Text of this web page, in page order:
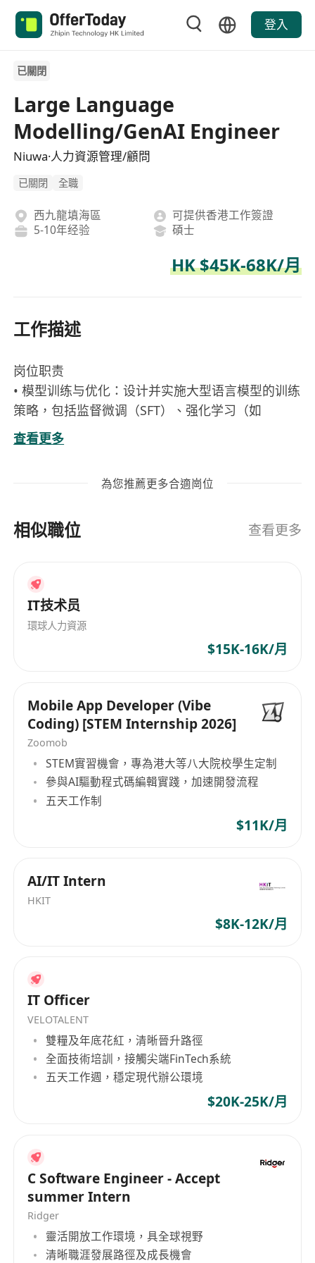
登入
已關閉
Large Language
Modelling/GenAI Engineer
Niuwa·人力資源管理/顧問
已關閉 全職
西九龍填海區
可提供香港工作簽證
5-10年经验
碩士
HK $45K-68K/月
工作描述
岗位职责
• 模型训练与优化：设计并实施大型语言模型的训练
策略，包括监督微调（SFT）、强化学习（如
GRPO、PPO）等方法，提升模型在 Web3 领域的
智能程度。
数据蒸馏和长短链式思维（Long&Short Chain of
理能力。
化模型表现。
• 分布式训练与部署：开发并维护模型的分布式训练
方案，确保模型的高效训练和稳定部署。
• 技术前沿探索：跟踪 AI 领域的最新研究动态，如
岗位要求
• 学历背景：计算机科学、人工智能、机器学习或相
关领域的学士学位，硕士或博士优先。
• 技术能力：
• 熟练掌握 Transformer 架构，熟练使用
Transformer Reinforcement Learning（TRL）、
PyTorch 或 TensorFlow 深度学习化学习框架等。
Learning, RORL）等技术。
• 熟悉分布式训练框架，具备模型并行、Flash
Attention、LoRA 等技术的实践经验。
格和软件工程实践经验。
• 熟悉模型服务化技术，如 Triton、vLLM、TGI
等，具备推理优化经验者优先。
• 科研能力：
• 能够阅读并实现前沿论文，撰写技术报告或博客。
• 在顶级会议（如 NeurIPS、ICLR、ICML、ACL）
有论文发表或开源项目贡献者优先。
职能团队协作。
• 对开源 AI 社区有深入了解，有相关项目贡献者优
先。
查看更多
為您推薦更多合適崗位
相似職位 查看更多
IT技术员
環球人力資源
$15K-16K/月
Mobile App Developer (Vibe
Coding) [STEM Internship 2026]
Zoomob
STEM實習機會，專為港大等八大院校學生定制
參與AI驅動程式碼編輯實踐，加速開發流程
五天工作制
$11K/月
AI/IT Intern
HKIT
$8K-12K/月
IT Officer
VELOTALENT
雙糧及年底花紅，清晰晉升路徑
全面技術培訓，接觸尖端FinTech系統
五天工作週，穩定現代辦公環境
$20K-25K/月
C Software Engineer - Accept
summer Intern
Ridger
靈活開放工作環境，具全球視野
清晰職涯發展路徑及成長機會